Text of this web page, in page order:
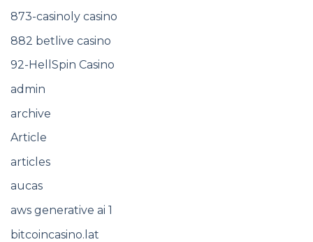
873-casinoly casino
882 betlive casino
92-HellSpin Casino
admin
archive
Article
articles
aucas
aws generative ai 1
bitcoincasino.lat